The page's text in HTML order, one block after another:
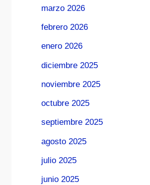
marzo 2026
febrero 2026
enero 2026
diciembre 2025
noviembre 2025
octubre 2025
septiembre 2025
agosto 2025
julio 2025
junio 2025